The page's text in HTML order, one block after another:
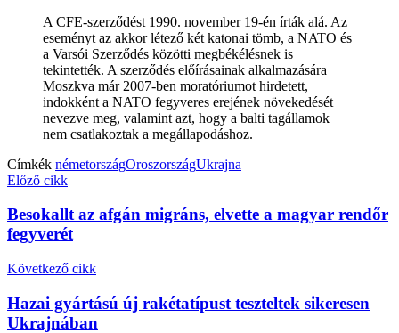
A CFE-szerződést 1990. november 19-én írták alá. Az
eseményt az akkor létező két katonai tömb, a NATO és
a Varsói Szerződés közötti megbékélésnek is
tekintették. A szerződés előírásainak alkalmazására
Moszkva már 2007-ben moratóriumot hirdetett,
indokként a NATO fegyveres erejének növekedését
nevezve meg, valamint azt, hogy a balti tagállamok
nem csatlakoztak a megállapodáshoz.
Címkék németországOroszországUkrajna
Előző cikk
Besokallt az afgán migráns, elvette a magyar rendőr
fegyverét
Következő cikk
Hazai gyártású új rakétatípust teszteltek sikeresen
Ukrajnában